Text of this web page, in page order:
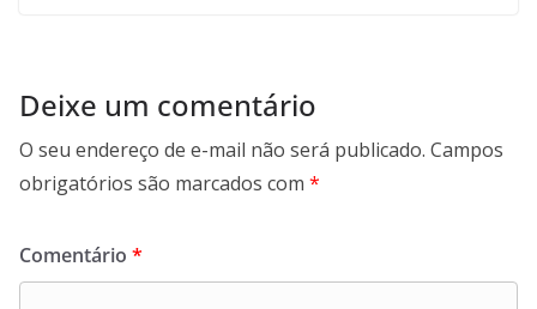
Deixe um comentário
O seu endereço de e-mail não será publicado. Campos
obrigatórios são marcados com *
Comentário *